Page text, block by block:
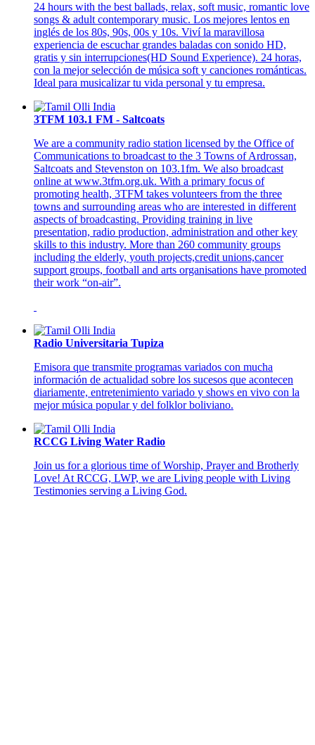
24 hours with the best ballads, relax, soft music, romantic love
songs & adult contemporary music. Los mejores lentos en
inglés de los 80s, 90s, 00s y 10s. Viví la maravillosa
experiencia de escuchar grandes baladas con sonido HD,
gratis y sin interrupciones(HD Sound Experience). 24 horas,
con la mejor selección de música soft y canciones románticas.
Ideal para musicalizar tu vida personal y tu empresa.
3TFM 103.1 FM - Saltcoats
We are a community radio station licensed by the Office of
Communications to broadcast to the 3 Towns of Ardrossan,
Saltcoats and Stevenston on 103.1fm. We also broadcast
online at www.3tfm.org.uk. With a primary focus of
promoting health, 3TFM takes volunteers from the three
towns and surrounding areas who are interested in different
aspects of broadcasting. Providing training in live
presentation, radio production, administration and other key
skills to this industry. More than 260 community groups
including the elderly, youth projects,credit unions,cancer
support groups, football and arts organisations have promoted
their work “on-air”.
Radio Universitaria Tupiza
Emisora que transmite programas variados con mucha
información de actualidad sobre los sucesos que acontecen
diariamente, entretenimiento variado y shows en vivo con la
mejor música popular y del folklor boliviano.
RCCG Living Water Radio
Join us for a glorious time of Worship, Prayer and Brotherly
Love! At RCCG, LWP, we are Living people with Living
Testimonies serving a Living God.